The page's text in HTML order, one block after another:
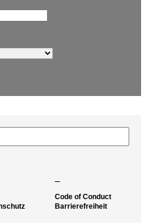
–
Code of Conduct
Barrierefreiheit